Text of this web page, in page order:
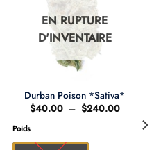
EN RUPTURE
D'INVENTAIRE
Durban Poison *Sativa*
$40.00 – $240.00Plage
$40.00
Poids